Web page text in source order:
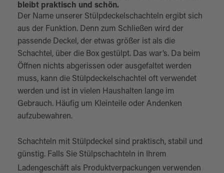
bleibt praktisch und schön.
Der Name unserer Stülpdeckelschachteln ergibt sich
aus der Funktion. Denn zum Schließen wird der
passende Deckel, der etwas größer ist als die
Schachtel, über die Box gestülpt. Das war’s. Da beim
Öffnen nichts abgerissen oder ausgefaltet werden
muss, kann die Stülpdeckelschachtel oft verwendet
werden und ist in vielen Haushalten lange im
Gebrauch. Häufig um Kleinteile oder Andenken
aufzubewahren.
Schachteln mit Stülpdeckel sind praktisch, stabil und
günstig. Falls Sie Stülpschachteln in Ihrem
Ladengeschäft als Produktverpackungen verwenden